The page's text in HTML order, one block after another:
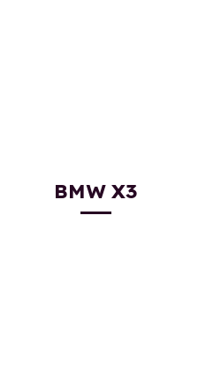
BMW X3